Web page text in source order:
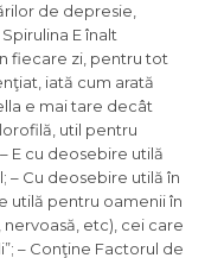
de depresie,
E înalt
fiecare zi, pentru tot
iată cum arată
e mai tare decât
util pentru
E cu deosebire utilă
– Cu deosebire utilă în
utilă pentru oamenii în
etc), cei care
– Conţine Factorul de